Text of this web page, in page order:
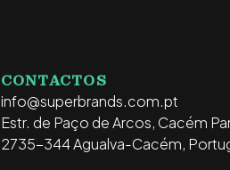
CONTACTOS
info@superbrands.com.pt
Estr. de Paço de Arcos, Cacém
2735-344 Agualva-Cacém,